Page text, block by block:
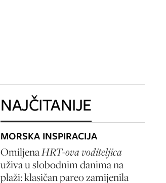
NAJČITANIJE
MORSKA INSPIRACIJA
OmiljenaHRT-ova voditeljica
uživa u slobodnim danima na
plaži: klasičan pareo zamijenila